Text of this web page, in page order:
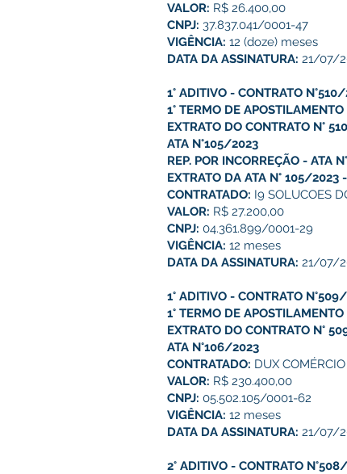
VALOR: R$ 26.400,00
CNPJ: 37.837.041/0001-47
VIGÊNCIA: 12 (doze) meses
DATA DA ASSINATURA: 21/07/
1° ADITIVO - CONTRATO
1° TERMO DE
EXTRATO DO CONTRATO N°
ATA N°105/2023
REP. POR INCORREÇÃO - ATA
EXTRATO DA ATA N° 105/2023 -
CONTRATADO: I9 SOLUCOES
VALOR: R$ 27.200,00
CNPJ: 04.361.899/0001-29
VIGÊNCIA: 12 meses
DATA DA ASSINATURA: 21/07/
1° ADITIVO - CONTRATO
1° TERMO DE
EXTRATO DO CONTRATO N°
ATA N°106/2023
CONTRATADO: DUX
VALOR: R$ 230.400,00
CNPJ: 05.502.105/0001-62
VIGÊNCIA: 12 meses
DATA DA ASSINATURA: 21/07/
2° ADITIVO - CONTRATO